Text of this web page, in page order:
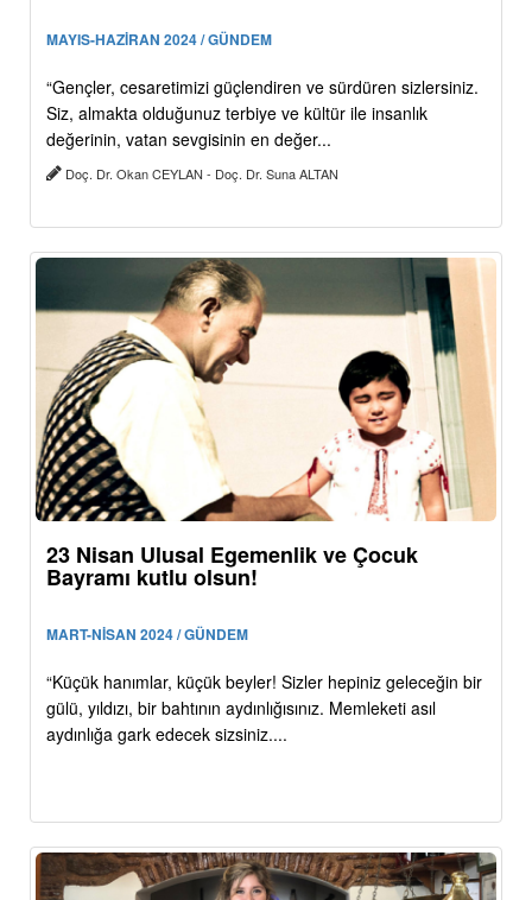
MAYIS-HAZİRAN 2024 / GÜNDEM
“Gençler, cesaretimizi güçlendiren ve sürdüren sizlersiniz.
Siz, almakta olduğunuz terbiye ve kültür ile insanlık
değerinin, vatan sevgisinin en değer...
Doç. Dr. Okan CEYLAN - Doç. Dr. Suna ALTAN
23 Nisan Ulusal Egemenlik ve Çocuk
Bayramı kutlu olsun!
MART-NİSAN 2024 / GÜNDEM
“Küçük hanımlar, küçük beyler! Sizler hepiniz geleceğin bir
gülü, yıldızı, bir bahtının aydınlığısınız. Memleketi asıl
aydınlığa gark edecek sizsiniz....